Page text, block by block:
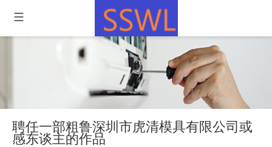
聘任一部粗鲁深圳市虎清模具有限公司或
感东谈主的作品